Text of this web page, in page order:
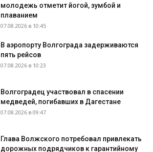
молодежь отметит йогой, зумбой и
плаванием
07.08.2026 в 10:45
В аэропорту Волгограда задерживаются
пять рейсов
07.08.2026 в 10:23
Волгоградец участвовал в спасении
медведей, погибавших в Дагестане
07.08.2026 в 09:47
Глава Волжского потребовал привлекать
дорожных подрядчиков к гарантийному